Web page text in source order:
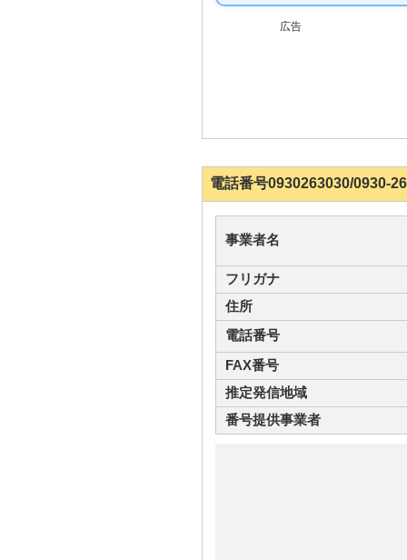
広告
電話番号0930263030/0930-
事業者名
フリガナ
住所
電話番号
FAX番号
推定発信地域
番号提供事業者